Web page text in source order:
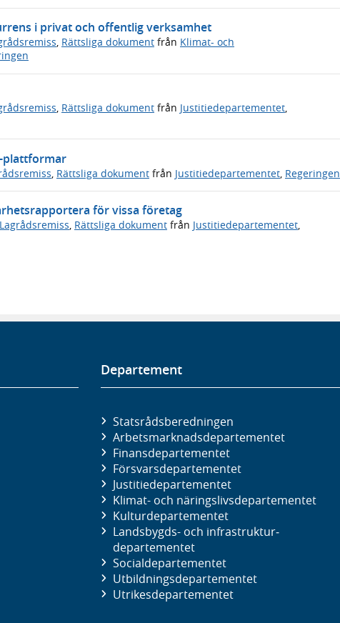
i privat och offentlig verksamhet
, Rättsliga dokument från Klimat- och
, Rättsliga dokument från Justitiedepartementet,
plattformar
Rättsliga dokument från Justitiedepartementet Regeringen
för vissa företag
Lagrådsremiss, Rättsliga dokument från Justitiedepartementet,
Departement
Statsrådsberedningen
Arbetsmarknads­departementet
Finans­departementet
Försvars­departementet
Justitie­departementet
Klimat- och näringslivs­departementet
Kultur­departementet
Landsbygds- och infrastruktur­
departementet
Social­departementet
Utbildnings­departementet
Utrikes­departementet